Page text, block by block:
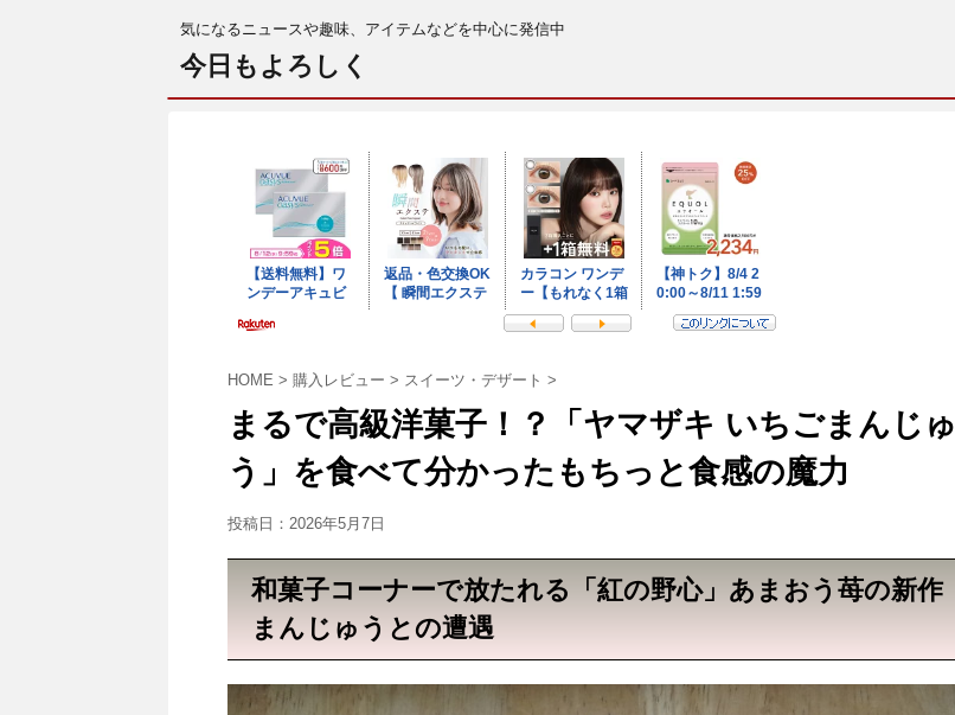
気になるニュースや趣味、アイテムなどを中心に発信中
今日もよろしく
HOME > 購入レビュー > スイーツ・デザート >
まるで高級洋菓子！？「ヤマザキ いちごまんじゅ
う」を食べて分かったもちっと食感の魔力
投稿日： 2026年5月7日
和菓子コーナーで放たれる「紅の野心」あまおう苺の新作
まんじゅうとの遭遇